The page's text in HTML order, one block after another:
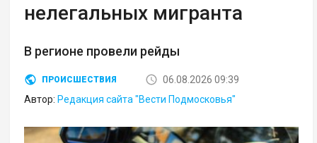
нелегальных мигранта
В регионе провели рейды
ПРОИСШЕСТВИЯ
06.08.2026 09:39
Автор: Редакция сайта "Вести Подмосковья"